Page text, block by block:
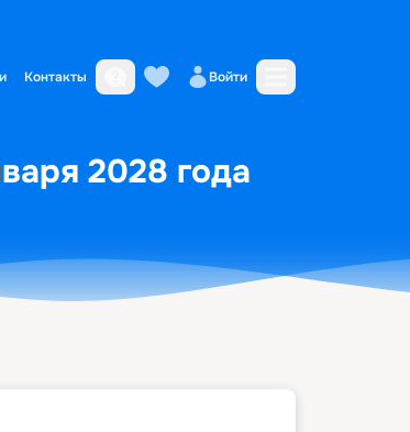
Контакты Войти
2028 года